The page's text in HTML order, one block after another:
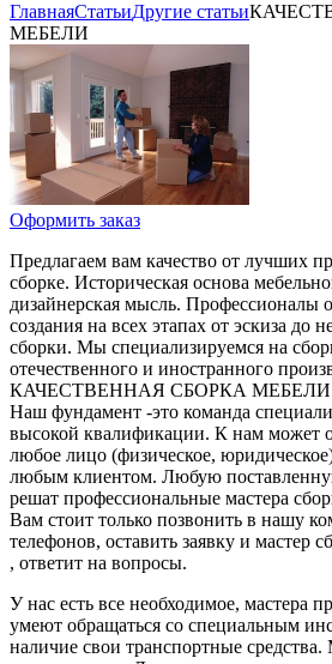
ГлавнаяCтатьиДругие статьи
МЕБЕЛИ
Оформить заказ
Предлагаем вам качество от лучших
сборке. Историческая основа
дизайнерская мысль. Профессионалы
создания на всех этапах от эскиза до
сборки. Мы специализируемся на
отечественного и иностранного
КАЧЕСТВЕННАЯ СБОРКА МЕБЕЛИ -
Наш фундамент -это команда
высокой квалификации. К нам может
любое лицо (физическое,
любым клиентом. Любую
решат профессиональные мастера
Вам стоит только позвонить в нашу
телефонов, оставить заявку и мастер
, ответит на вопросы.
У нас есть все необходимое, мастера
умеют обращаться со специальным
наличие свои транспортные